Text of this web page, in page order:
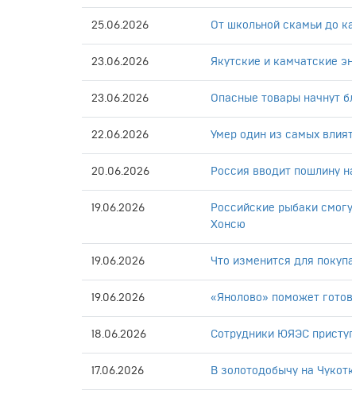
25.06.2026 От школьной скамьи до
23.06.2026 Якутские и камчатские
23.06.2026 Опасные товары начнут
22.06.2026 Умер один из самых
20.06.2026 Россия вводит пошлину
19.06.2026
Российские рыбаки
Хонсю
19.06.2026 Что изменится для
19.06.2026 «Янолово» поможет
18.06.2026 Сотрудники ЮЯЭС
17.06.2026 В золотодобычу на